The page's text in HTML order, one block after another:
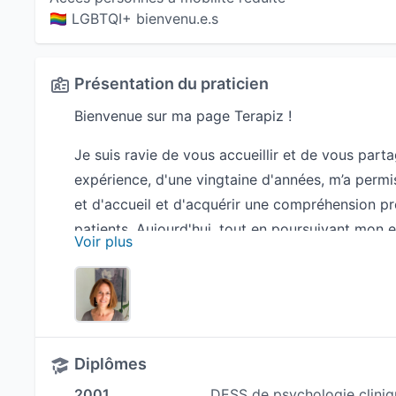
🏳️‍🌈 LGBTQI+ bienvenu.e.s
Présentation du praticien
Bienvenue sur ma page Terapiz !
Je suis ravie de vous accueillir et de vous
expérience, d'une vingtaine d'années, m’a
et d'accueil et d'acquérir une compréhension
patients. Aujourd'hui, tout en poursuivant mon
d’une association, je mets cette expérience à
Mon cabinet se veut un espace d'accueil
trouver le soutien dont vous avez besoin pour
individu est unique, et je m'engage à créer un
jugement. Quelle que soit la raison qui vous
émotionnels, affectifs, deuil, soutien à la
Voir plus
Diplômes